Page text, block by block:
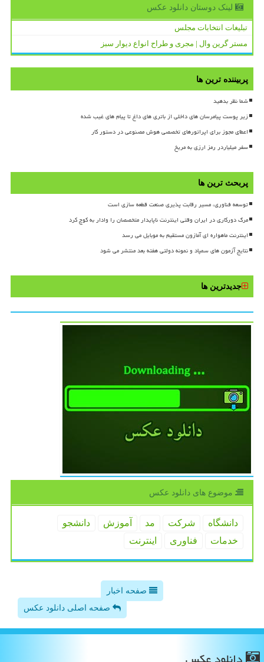
لینک دوستان دانلود عكس
تبلیغات انتخابات مجلس
مستر گرین وال | مجری و طراح انواع دیوار سبز
پربیننده ترین ها
شما نظر بدهید
زیر پوست پیامرسان های داخلی از باتری های داغ تا پیام های غیب شده
اعطای مجوز برای اپراتورهای تخصصی هوش مصنوعی در دستور کار
سفر میلیاردر رمز ارزی به مریخ
پربحث ترین ها
توسعه فناوری، مسیر رقابت پذیری صنعت قطعه سازی است
مرگ دورکاری در ایران وقتی اینترنت ناپایدار متخصصان را وادار به کوچ کرد
اینترنت ماهواره ای آمازون مستقیم به موبایل می رسد
نتایج آزمون های سمپاد و نمونه دولتی هفته بعد منتشر می شود
جدیدترین ها
موضوع های دانلود عكس
دانشگاه شركت مد آموزش
دانشجو
خدمات
فناوری اینترنت
صفحه اخبار
صفحه اصلی دانلود عکس